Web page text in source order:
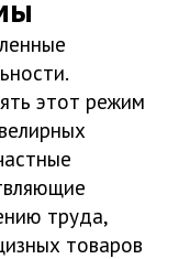
этот режим
труда,
товаров